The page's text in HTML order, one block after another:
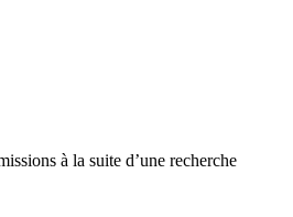
à la suite d’une recherche